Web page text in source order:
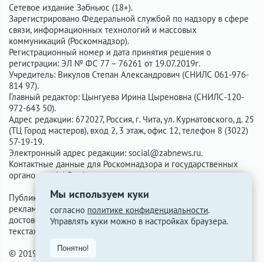
Мы используем куки
согласно политике конфиденциальности.
Управлять куки можно в настройках браузера.
Понятно!
Сетевое издание Забньюс (18+).
Зарегистрировано Федеральной службой по надзору в сфере
связи, информационных технологий и массовых
коммуникаций (Роскомнадзор).
Регистрационный номер и дата принятия решения о
регистрации: ЭЛ № ФС 77 – 76261 от 19.07.2019г.
Учредитель: Викулов Степан Александрович (СНИЛС 061-976-
814 97).
Главный редактор: Цынгуева Ирина Цыреновна (СНИЛС-120-
972-643 50).
Адрес редакции: 672027, Россия, г. Чита, ул. Курнатовского, д. 25
(ТЦ Город мастеров), вход 2, 3 этаж, офис 12, телефон 8 (3022)
57-19-19.
Электронный адрес редакции: social@zabnews.ru.
Контактные данные для Роскомнадзора и государственных
органов:
social@zabnews.ru.
Публикации с пометками «Реклама», «Выборы» оплачены
рекламодателем. Редакция сайта не несёт ответственности за
достоверность информации, содержащейся в рекламных
текстах.
© 2019-2026 ZabNews